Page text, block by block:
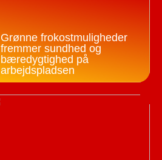
Grønne frokostmuligheder
fremmer sundhed og
bæredygtighed på
arbejdspladsen